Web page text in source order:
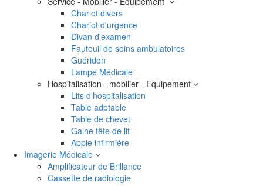
Chariot divers
Chariot d'urgence
Divan d'examen
Fauteuil de soins ambulatoires
Guéridon
Lampe Médicale
Hospitalisation - mobilier - Equipement
Lits d'hospitalisation
Table adptable
Table de chevet
Gaine tête de lit
Apple infirmiére
Imagerie Médicale
Amplificateur de Brillance
Cassette de radiologie